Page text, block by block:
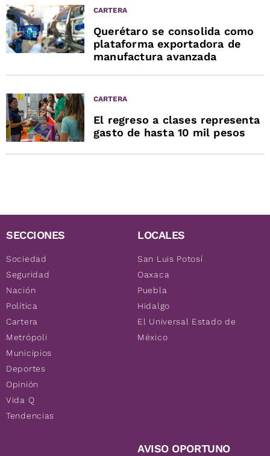
CARTERA
Querétaro se consolida como
plataforma exportadora de
manufactura avanzada
CARTERA
El regreso a clases representa
gasto de hasta 10 mil pesos
SECCIONES
Sociedad
Seguridad
Nación
Política
Cartera
Metrópoli
Municipios
Deportes
Opinión
Vida Q
Tendencias
LOCALES
San Luis Potosí
Oaxaca
Puebla
Hidalgo
El Universal Estado de
México
AVISO OPORTUNO